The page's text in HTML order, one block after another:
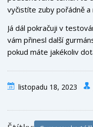
A Pavel taky.
vyčistíte zuby pořádně
Já dál pokračuji v
vám přinesl další
pokud máte jakékoliv
vyzkoušet další, klidně
úsměvem na tváři.
listopadu 18, 2023